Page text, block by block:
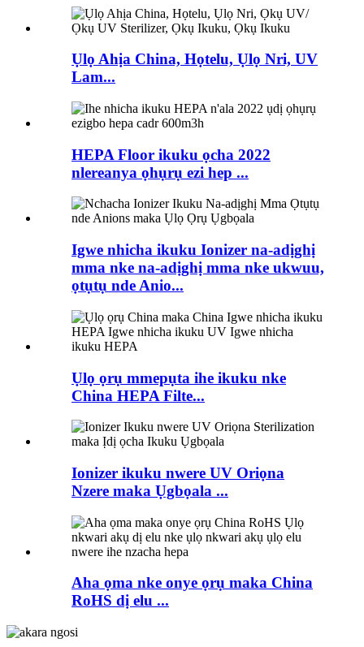
Ụlọ Ahịa China, Họtelu, Ụlọ Nri, UV
Lam...
HEPA Floor ikuku ọcha 2022
nlereanya ọhụrụ ezi hep ...
Igwe nhicha ikuku Ionizer na-adịghị
mma nke na-adịghị mma nke ukwuu,
ọtụtụ nde Anio...
Ụlọ ọrụ mmepụta ihe ikuku nke
China HEPA Filte...
Ionizer ikuku nwere UV Oriọna
Nzere maka Ụgbọala ...
Aha ọma nke onye ọrụ maka China
RoHS dị elu ...